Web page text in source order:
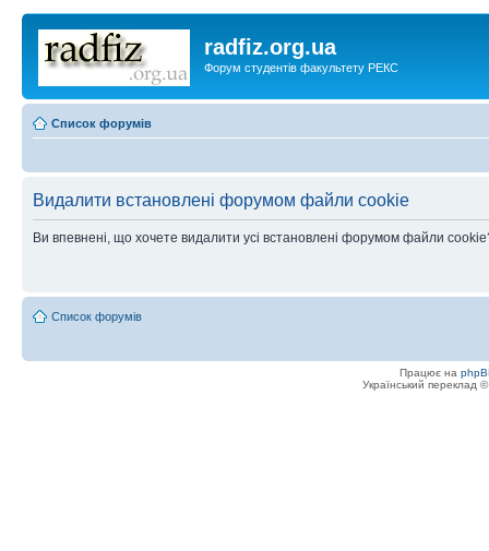
radfiz.org.ua
Форум студентів факультету РЕКС
Список форумів
Видалити встановлені форумом файли cookie
Ви впевнені, що хочете видалити усі встановлені форумом файли
Список форумів
Працює на
Український переклад